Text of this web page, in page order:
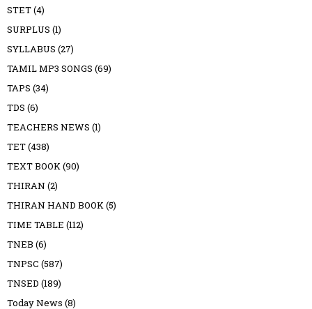
STET(4)
SURPLUS (1)
SYLLABUS (27)
TAMIL MP3 SONGS (69)
TAPS (34)
TDS (6)
TEACHERS NEWS (1)
TET(438)
TEXT BOOK(90)
THIRAN (2)
THIRAN HAND BOOK(5)
TIME TABLE (112)
TNEB (6)
TNPSC (587)
TNSED (189)
Today News (8)